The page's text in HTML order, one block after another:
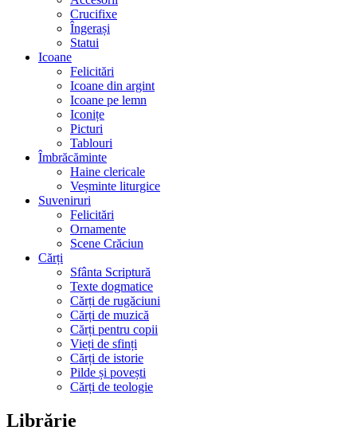
Crucifixe
Îngerași
Statui
Icoane
Felicitări
Icoane din argint
Icoane pe lemn
Iconițe
Picturi
Tablouri
Îmbrăcăminte
Haine clericale
Veșminte liturgice
Suveniruri
Felicitări
Ornamente
Scene Crăciun
Cărți
Sfânta Scriptură
Texte dogmatice
Cărți de rugăciuni
Cărți de muzică
Cărți pentru copii
Vieți de sfinți
Cărți de istorie
Pilde și povești
Cărți de teologie
Librărie